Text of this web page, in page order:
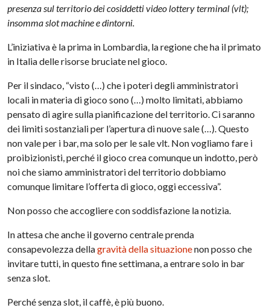
presenza sul territorio dei cosiddetti video lottery terminal (vlt);
insomma slot machine e dintorni.
L’iniziativa è la prima in Lombardia, la regione che ha il primato
in Italia delle risorse bruciate nel gioco.
Per il sindaco, “visto (…) che i poteri degli amministratori
locali in materia di gioco sono (…) molto limitati, abbiamo
pensato di agire sulla pianificazione del territorio. Ci saranno
dei limiti sostanziali per l’apertura di nuove sale (…). Questo
non vale per i bar, ma solo per le sale vlt. Non vogliamo fare i
proibizionisti, perché il gioco crea comunque un indotto, però
noi che siamo amministratori del territorio dobbiamo
comunque limitare l’offerta di gioco, oggi eccessiva”.
Non posso che accogliere con soddisfazione la notizia.
In attesa che anche il governo centrale prenda
consapevolezza dellagravità della situazionenon posso che
invitare tutti, in questo fine settimana, a entrare solo in bar
senza slot.
Perché senza slot, il caffè, è più buono.